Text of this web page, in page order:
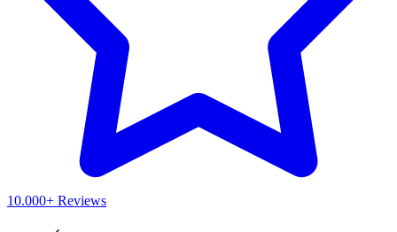
10.000+ Reviews